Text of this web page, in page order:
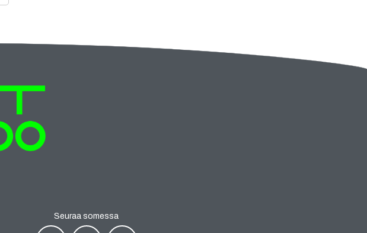
Seuraa somessa